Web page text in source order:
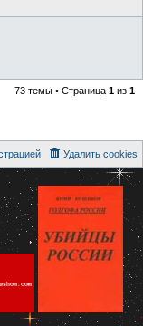
73 темы • Страница 1 из 1
Удалить cookies